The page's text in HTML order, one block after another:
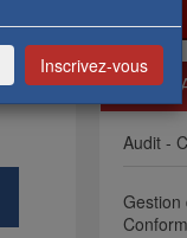
Inscrivez-vous
Audit -
Gestion